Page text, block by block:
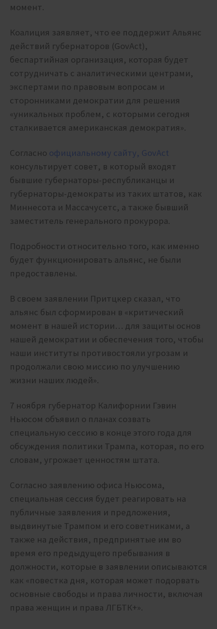
момент.
Коалиция заявляет, что ее поддержит Альянс
действий губернаторов (GovAct),
беспартийная организация, которая будет
сотрудничать с аналитическими центрами,
экспертами по правовым вопросам и
сторонниками демократии для решения
«уникальных проблем, с которыми сегодня
сталкивается американская демократия».
Согласно официальному сайту, GovAct
консультирует совет, в который входят
бывшие губернаторы-республиканцы и
губернаторы-демократы из таких штатов, как
Миннесота и Массачусетс, а также бывший
заместитель генерального прокурора.
Подробности относительно того, как именно
будет функционировать альянс, не были
предоставлены.
В своем заявлении Притцкер сказал, что
альянс был сформирован в «критический
момент в нашей истории… для защиты основ
нашей демократии и обеспечения того, чтобы
наши институты противостояли угрозам и
продолжали свою миссию по улучшению
жизни наших людей».
7 ноября губернатор Калифорнии Гэвин
Ньюсом объявил о планах созвать
специальную сессию в конце этого года для
обсуждения политики Трампа, которая, по его
словам, угрожает ценностям штата.
Согласно заявлению офиса Ньюсома,
специальная сессия будет реагировать на
публичные заявления и предложения,
выдвинутые Трампом и его советниками, а
также на действия, предпринятые им во
время его предыдущего пребывания в
должности, которые в заявлении описываются
как «повестка дня, которая может подорвать
основные свободы и права личности, включая
права женщин и права ЛГБТК+».